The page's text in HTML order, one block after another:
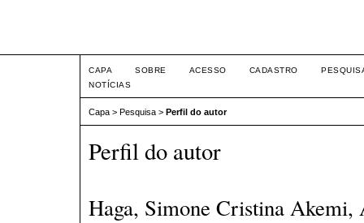
CAPA SOBRE ACESSO CADASTRO
NOTÍCIAS
Capa > Pesquisa > Perfil do autor
Perfil do autor
Haga, Simone Cristina Akemi,